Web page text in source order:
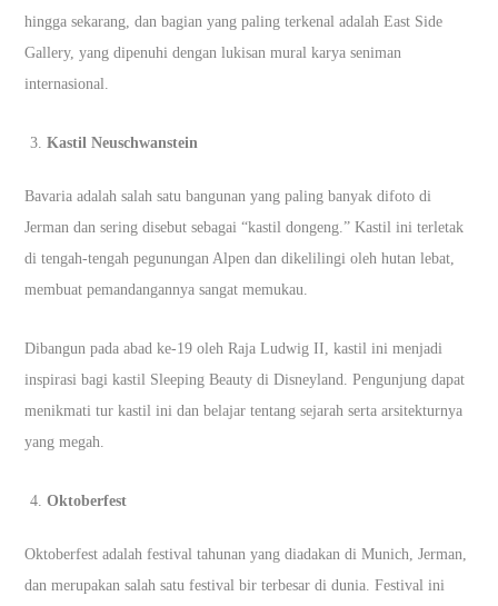
hingga sekarang, dan bagian yang paling terkenal adalah East Side
Gallery, yang dipenuhi dengan lukisan mural karya seniman
internasional.
Kastil Neuschwanstein
Bavaria adalah salah satu bangunan yang paling banyak difoto di
Jerman dan sering disebut sebagai “kastil dongeng.” Kastil ini terletak
di tengah-tengah pegunungan Alpen dan dikelilingi oleh hutan lebat,
membuat pemandangannya sangat memukau.
Dibangun pada abad ke-19 oleh Raja Ludwig II, kastil ini menjadi
inspirasi bagi kastil Sleeping Beauty di Disneyland. Pengunjung dapat
menikmati tur kastil ini dan belajar tentang sejarah serta arsitekturnya
yang megah.
Oktoberfest
Oktoberfest adalah festival tahunan yang diadakan di Munich, Jerman,
dan merupakan salah satu festival bir terbesar di dunia. Festival ini